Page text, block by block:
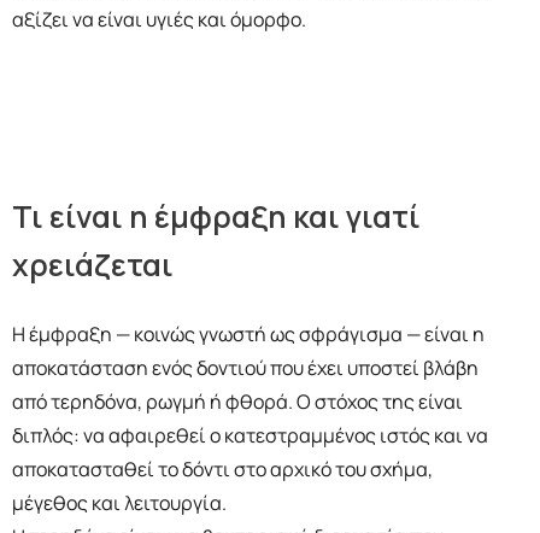
αξίζει να είναι υγιές και όμορφο.
Τι είναι η έμφραξη και γιατί
χρειάζεται
Η έμφραξη — κοινώς γνωστή ως σφράγισμα — είναι η
αποκατάσταση ενός δοντιού που έχει υποστεί βλάβη
από τερηδόνα, ρωγμή ή φθορά. Ο στόχος της είναι
διπλός: να αφαιρεθεί ο κατεστραμμένος ιστός και να
αποκατασταθεί το δόντι στο αρχικό του σχήμα,
μέγεθος και λειτουργία.